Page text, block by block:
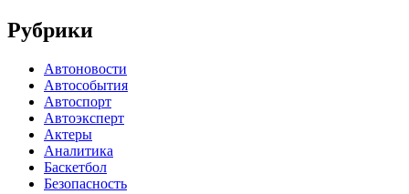
Рубрики
Автоновости
Автособытия
Автоспорт
Автоэксперт
Актеры
Аналитика
Баскетбол
Безопасность